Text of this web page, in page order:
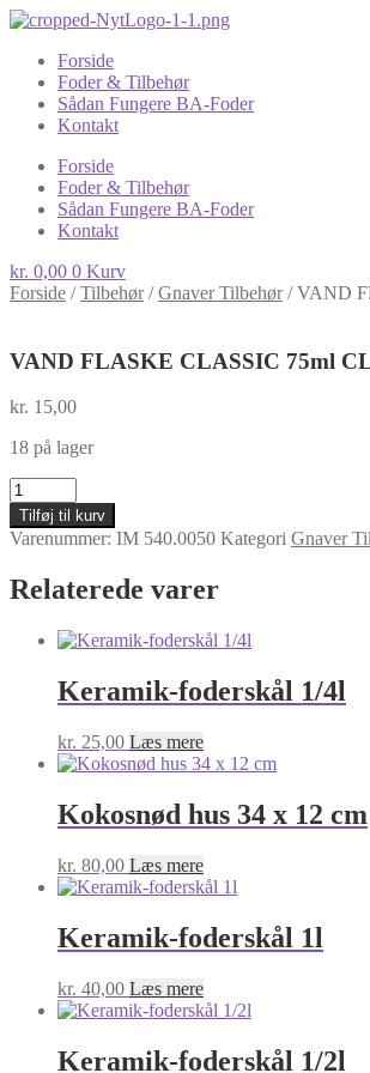
Forside
Foder & Tilbehør
Sådan Fungere BA-Foder
Kontakt
Forside
Foder & Tilbehør
Sådan Fungere BA-Foder
Kontakt
kr. 0,00 0 Kurv
Forside /Tilbehør/Gnaver Tilbehør/VAND
VAND FLASKE CLASSIC 75ml
kr. 15,00
18 på lager
VAND
FLASKE
CLASSIC
75ml
CLASSIC
antal
Tilføj til kurv
Varenummer: IM 540.0050 Kategori Gnaver
Relaterede varer
Keramik-foderskål 1/4l
kr. 25,00 Læs mere
Kokosnød hus 34 x 12 cm
kr. 80,00 Læs mere
Keramik-foderskål 1l
kr. 40,00 Læs mere
Keramik-foderskål 1/2l